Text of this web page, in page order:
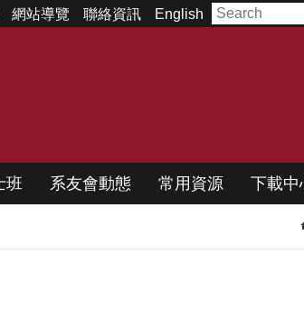
網站導覽 聯絡資訊 English
班 系友會動態 常用資源 下載中